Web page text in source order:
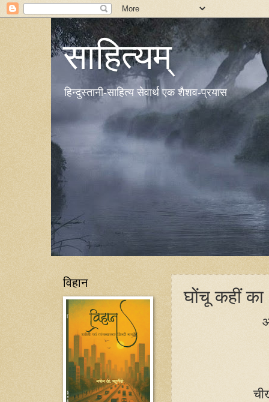
साहित्यम्
हिन्दुस्तानी-साहित्य सेवार्थ एक शैशव-प्रयास
घोंचू कहीं का
विहान